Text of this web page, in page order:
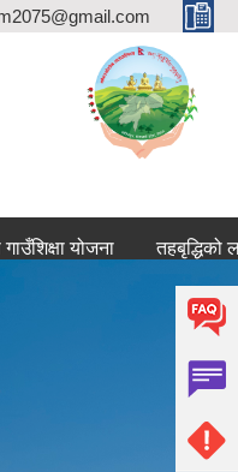
योजना तहबृद्धिको लागि